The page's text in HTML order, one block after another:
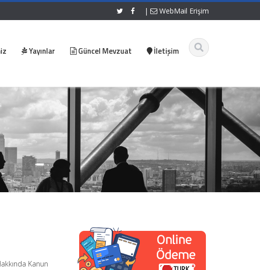
| WebMail Erişim
Yayınlar Güncel Mevzuat İletişim
Kanun